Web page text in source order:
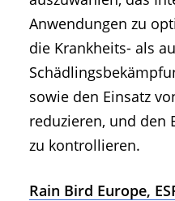
Anwendungen zu
die Krankheits- als
sowie den Einsatz
reduzieren, und den
zu kontrollieren.
Rain Bird Europe,